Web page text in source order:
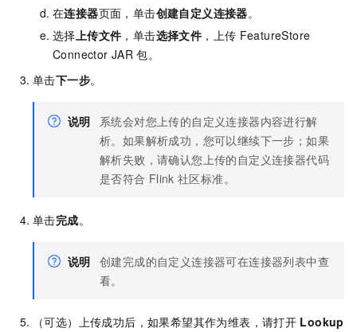
在连接器页面，单击创建自定义连接器。
选择上传文件 ，单击选择文件 ，上传 FeatureStore
Connector JAR 包。
单击下一步。
说明
系统会对您上传的自定义连接器内容进行解
析。如果解析成功，您可以继续下一步；如果
解析失败，请确认您上传的自定义连接器代码
是否符合 Flink 社区标准。
单击完成。
说明 创建完成的自定义连接器可在连接器列表中查
看。
（可选）上传成功后，如果希望其作为维表，请打开 Lookup